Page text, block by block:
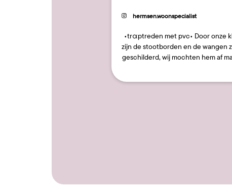
Bericht
door
hermsen.woonspecialist
•trαptreden met pvc• Door onze klant
zijn de stootborden en de wangen
geschilderd, wij mochten hem af